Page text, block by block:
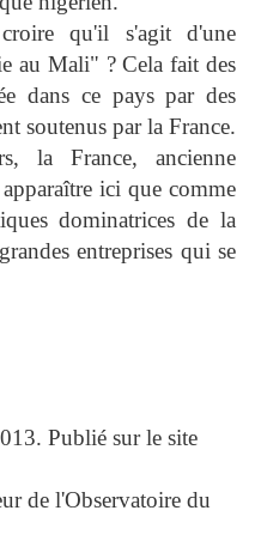
qu'il s'agit d'une
au Mali" ? Cela fait des
dans ce pays par des
soutenus par la France.
la France, ancienne
ici que comme
dominatrices de la
entreprises qui se
Publié sur le site
de l'Observatoire du